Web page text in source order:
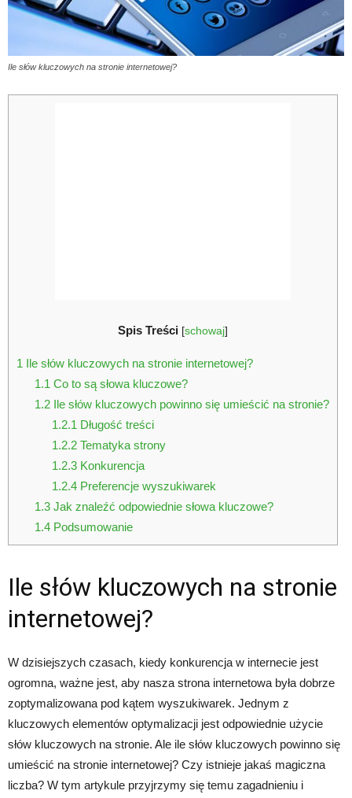
Ile słów kluczowych na stronie internetowej?
Spis Treści [schowaj]
1 Ile słów kluczowych na stronie internetowej?
1.1 Co to są słowa kluczowe?
1.2Ile słów kluczowych powinno się umieścić na stronie?
1.2.1 Długość treści
1.2.2 Tematyka strony
1.2.3 Konkurencja
1.2.4 Preferencje wyszukiwarek
1.3Jak znaleźć odpowiednie słowa kluczowe?
1.4Podsumowanie
Ile słów kluczowych na stronie
internetowej?
W dzisiejszych czasach, kiedy konkurencja w internecie jest
ogromna, ważne jest, aby nasza strona internetowa była dobrze
zoptymalizowana pod kątem wyszukiwarek. Jednym z
kluczowych elementów optymalizacji jest odpowiednie użycie
słów kluczowych na stronie. Ale ile słów kluczowych powinno się
umieścić na stronie internetowej? Czy istnieje jakaś magiczna
liczba? W tym artykule przyjrzymy się temu zagadnieniu i